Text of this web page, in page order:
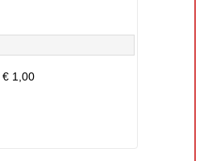
€ 1,00